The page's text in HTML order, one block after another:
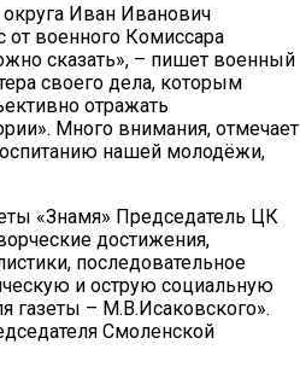
округа Иван Иванович
военного Комиссара
сказать», – пишет военный
своего дела, которым
отражать
Много внимания, отмечает
нашей молодёжи,
«Знамя» Председатель ЦК
достижения,
последовательное
и острую социальную
газеты – М.В.Исаковского».
Смоленской